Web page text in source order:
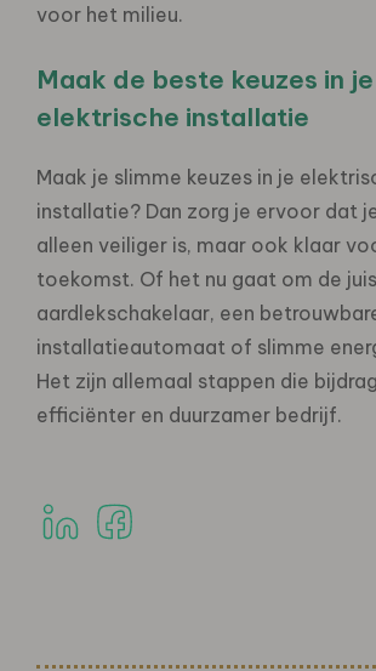
voor het milieu.
Maak de beste keuzes in je
elektrische installatie
Maak je slimme keuzes in je
installatie? Dan zorg je ervoor dat
alleen veiliger is, maar ook klaar
toekomst. Of het nu gaat om de
aardlekschakelaar, een
installatieautomaat of slimme
Het zijn allemaal stappen die
efficiënter en duurzamer bedrijf.